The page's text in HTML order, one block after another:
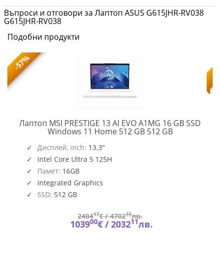
Въпроси и отговори за Лаптоп ASUS G615JHR-RV038
G615JHR-RV038
Подобни продукти
-57%
Лаптоп MSI PRESTIGE 13 AI EVO A1MG 16 GB SSD
Windows 11 Home 512 GB 512 GBPRESTIGE
Дисплей, inch: 13.3"
Intel Core Ultra 5 125H
Памет: 16GB
Integrated Graphics
SSD: 512 GB
240417€ /470215лв.
103900€ /203211лв.